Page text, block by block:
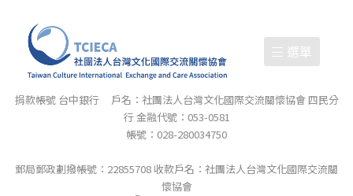
選單
捐款帳號 台中銀行 戶名：社團法人台灣文化國際交流關懷協會 四民分
行 金融代號：053-0581
帳號：028-280034750
郵局郵政劃撥帳號：22855708 收款戶名：社團法人台灣文化國際交流關
懷協會